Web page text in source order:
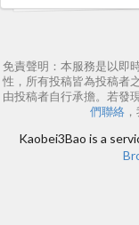
免責聲明：本服務是以即
性，所有投稿皆為投稿者
由投稿者自行承擔。若發
們聯絡，
Kaobei3Bao is a